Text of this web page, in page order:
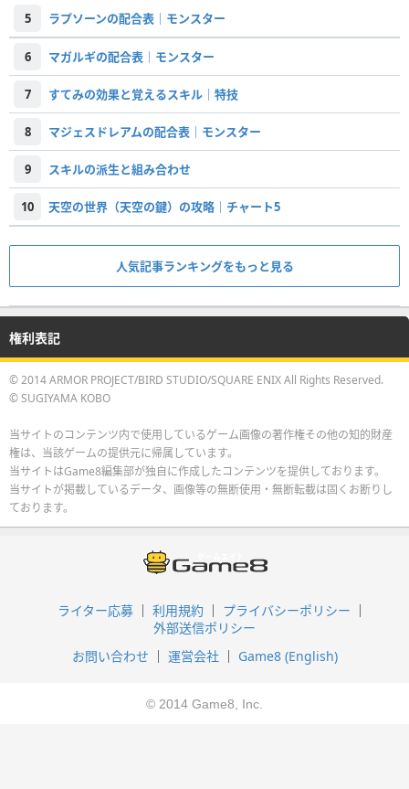
5 ラプソーンの配合表｜モンスター
6 マガルギの配合表｜モンスター
7 すてみの効果と覚えるスキル｜特技
8 マジェスドレアムの配合表｜モンスター
9 スキルの派生と組み合わせ
10 天空の世界（天空の鍵）の攻略｜チャート5
人気記事ランキングをもっと見る
権利表記
© 2014 ARMOR PROJECT/BIRD STUDIO/SQUARE ENIX All Rights Reserved.
© SUGIYAMA KOBO
当サイトのコンテンツ内で使用しているゲーム画像の著作権その他の知的財産
権は、当該ゲームの提供元に帰属しています。
当サイトはGame8編集部が独自に作成したコンテンツを提供しております。
当サイトが掲載しているデータ、画像等の無断使用・無断転載は固くお断りし
ております。
ライター応募 利用規約
プライバシーポリシー
外部送信ポリシー
お問い合わせ
運営会社 Game8 (English)
© 2014 Game8, Inc.